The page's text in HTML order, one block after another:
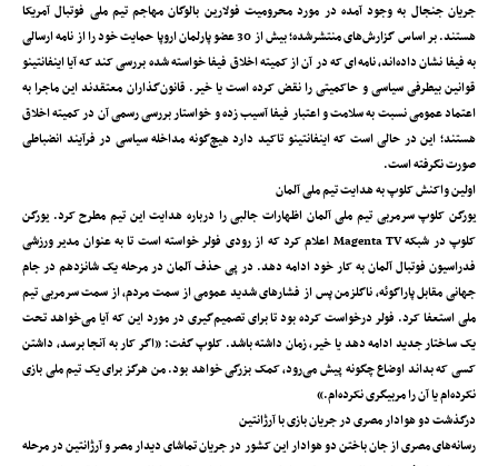
جریان جنجال به وجود آمده در مورد محرومیت فولارین بالوگان مهاجم تیم ملی فوتبال آمریکا
هستند. بر اساس گزارش‌های منتشرشده؛ بیش از 30 عضو پارلمان اروپا حمایت خود را از نامه‌ ارسالی
به فیفا نشان داده‌اند، نامه‌ای که در آن از کمیته اخلاق فیفا خواسته شده بررسی کند که آیا اینفانتینو
قوانین بیطرفی سیاسی و حاکمیتی را نقض کرده است یا خیر. قانون‌گذاران معتقدند این ماجرا به
اعتماد عمومی نسبت به سلامت و اعتبار فیفا آسیب زده و خواستار بررسی رسمی آن در کمیته اخلاق
هستند؛ این در حالی است که اینفانتینو تاکید دارد هیچ‌گونه مداخله سیاسی در فرآیند انضباطی
صورت نگرفته است.
اولین واکنش کلوپ به هدایت تیم ملی آلمان
یورگن کلوپ سرمربی تیم ملی آلمان اظهارات جالبی را درباره هدایت این تیم مطرح کرد. یورگن
کلوپ در شبکه Magenta TV اعلام کرد که از رودی فولر خواسته است تا به عنوان مدیر ورزشی
فدراسیون فوتبال آلمان به کار خود ادامه دهد. در پی حذف آلمان در مرحله یک شانزدهم در جام
جهانی مقابل پاراگوئه، ناگلزمن پس از فشارهای شدید عمومی از سمت مردم، از سمت سرمربی تیم
ملی استعفا کرد. فولر درخواست کرده بود تا برای تصمیم‌گیری در مورد این که آیا می‌خواهد تحت
یک ساختار جدید ادامه دهد یا خیر، زمان داشته باشد. کلوپ گفت: «اگر کار به آنجا برسد، داشتن
کسی که بداند اوضاع چگونه پیش می‌رود، کمک بزرگی خواهد بود. من هرگز برای یک تیم ملی بازی
نکرده‌ام یا آن را مربیگری نکرده‌ام.»
درگذشت دو هوادار مصری در جریان بازی با آرژانتین
رسانه‌های مصری از جان باختن دو هوادار این کشور در جریان تماشای دیدار مصر و آرژانتین در مرحله